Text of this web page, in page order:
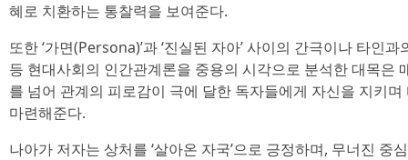
혜로 치환하는 통찰력을 보여준다.
또한 ‘가면(Persona)’과 ‘진실된 자아’ 사이의 간극이나 타인
등 현대사회의 인간관계론을 중용의 시각으로 분석한 대목은
를 넘어 관계의 피로감이 극에 달한 독자들에게 자신을 지키
마련해준다.
나아가 저자는 상처를 ‘살아온 자국’으로 긍정하며, 무너진 중